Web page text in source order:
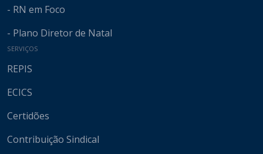
- RN em Foco
- Plano Diretor de Natal
SERVIÇOS
REPIS
ECICS
Certidões
Contribuição Sindical